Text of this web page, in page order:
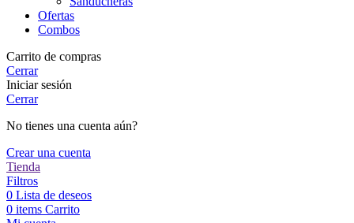
Ofertas
Combos
Carrito de compras
Cerrar
Iniciar sesión
Cerrar
No tienes una cuenta aún?
Crear una cuenta
Tienda
Filtros
0 Lista de deseos
0 items Carrito